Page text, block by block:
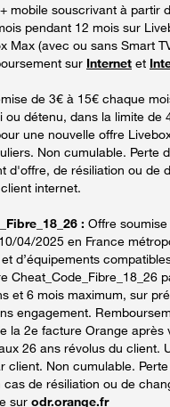
mobile souscrivant à partir
pendant 12 mois sur
Max (avec ou sans Smart
sur Internet et
de 3€ à 15€ chaque
ou détenu, dans la limite de
une nouvelle offre
Non cumulable. Perte
d'offre, de résiliation ou de
internet.
: Offre
04/2025 en France
d’équipements
Cheat_Code_Fibre_18_26
et 6 mois maximum, sur
engagement.
la 2e facture Orange après
26 ans révolus du client.
client. Non cumulable. Perte
de résiliation ou de
sur odr.orange.fr